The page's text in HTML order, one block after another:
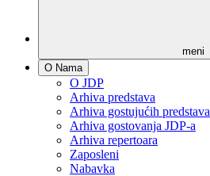
meni
O Nama
O JDP
Arhiva predstava
Arhiva gostujućih predstava
Arhiva gostovanja JDP-a
Arhiva repertoara
Zaposleni
Nabavka